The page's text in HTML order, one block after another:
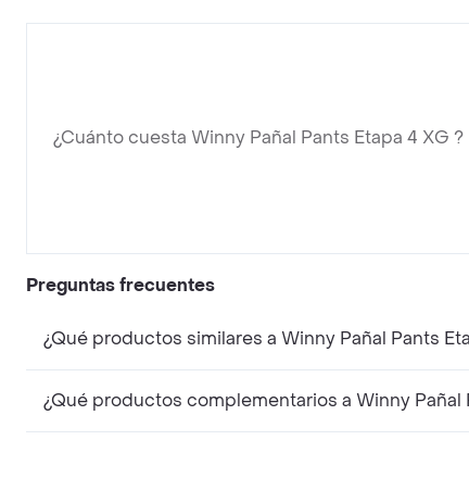
¿Cuánto cuesta Winny Pañal Pants Etapa 4 XG ?
Preguntas frecuentes